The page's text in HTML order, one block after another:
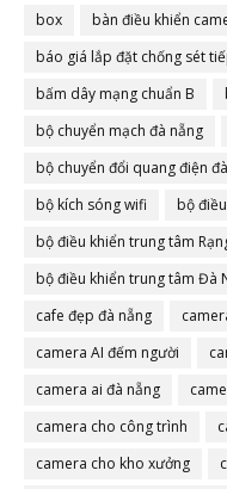
box
bàn điều khiển
báo giá lắp đặt chống sét
bấm dây mạng chuẩn B
bộ chuyển mạch đà nẵng
bộ chuyển đổi quang điện
bộ kích sóng wifi
bộ
bộ điều khiển trung tâm
bộ điều khiển trung tâm Đà
cafe đẹp đà nẵng
camera AI đếm người
camera ai đà nẵng
camera cho công trình
camera cho kho xưởng